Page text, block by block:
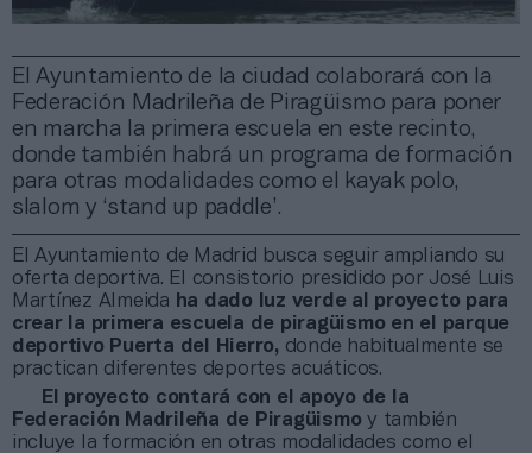
El Ayuntamiento de la ciudad colaborará con la
Federación Madrileña de Piragüismo para poner
en marcha la primera escuela en este recinto,
donde también habrá un programa de formación
para otras modalidades como el kayak polo,
slalom y ‘stand up paddle’.
El Ayuntamiento de Madrid busca seguir ampliando su
oferta deportiva. El consistorio presidido por José Luis
Martínez Almeida ha dado luz verde al proyecto para
crear la primera escuela de piragüismo en el parque
deportivo Puerta del Hierro, donde habitualmente se
practican diferentes deportes acuáticos.
El proyecto contará con el apoyo de la
Federación Madrileña de Piragüismo y también
incluye la formación en otras modalidades como el